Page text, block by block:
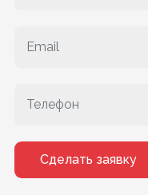
Сделать заявку